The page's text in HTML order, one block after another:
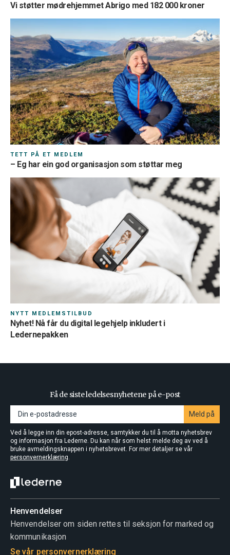
Vi støtter mødrehjemmet Abrigo med 182 000 kroner
TETT PÅ ET MEDLEM
– Eg har ein god organisasjon som støttar meg
NYTT MEDLEMSTILBUD
Nyhet! Nå får du digital legehjelp inkludert i
Ledernepakken
Få de siste ledelsesnyhetene på e-post
Meld på
Ved å legge inn din epost-adresse, samtykker du til å motta nyhetsbrev
og informasjon fra Lederne. Du kan når som helst melde deg av ved å
bruke avmeldingsknappen i nyhetsbrevet. For mer detaljer se vår
personvernerklæring.
Henvendelser
Henvendelser om siden rettes til seksjon for marked og
kommunikasjon
Se vår personvernerklæring